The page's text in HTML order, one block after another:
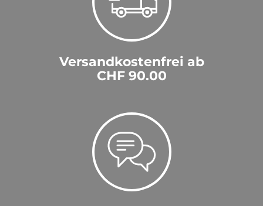
Versandkostenfrei ab
CHF 90.00